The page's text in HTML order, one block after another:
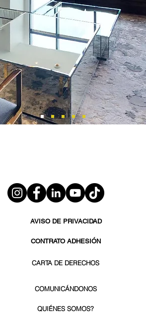
AVISO DE PRIVACIDAD
CONTRATO ADHESIÓN
CARTA DE DERECHOS
COMUNICÁNDONOS
QUIÉNES SOMOS?